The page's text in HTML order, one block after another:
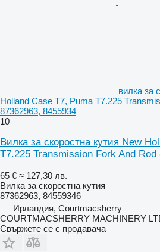
вилка за
Holland Case T7, Puma T7.225
87362963, 8455934
10
Вилка за скоростна кутия New
T7.225 Transmission Fork And Rod
65 € ≈ 127,30 лв.
Вилка за скоростна кутия
87362963, 84559346
Ирландия, Courtmacsherry
COURTMACSHERRY MACHINERY
Свържете се с продавача